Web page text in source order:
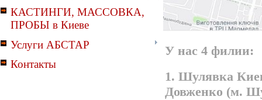
КАСТИНГИ, МАССОВКА,
ПРОБЫ в Киеве
Услуги АБСТАР
Контакты
У нас 4 филии:
1. Шулявка
Довженко (м.